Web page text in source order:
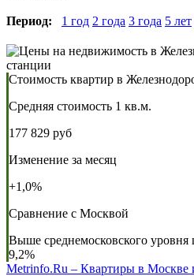
Период: 1 год 2 года 3 года 5 лет
Стоимость квартир в
Средняя стоимость 1 кв.м.
177 829 руб
Изменение за месяц
+1,0%
Сравнение с Москвой
Выше среднемосковского уровня
9,2%
Metrinfo.Ru – Квартиры в Москве